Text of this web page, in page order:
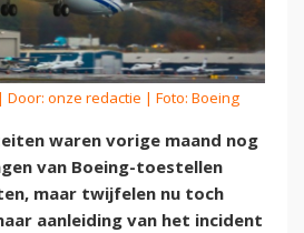
Door: onze redactie | Foto: Boeing
waren vorige maand nog
van Boeing-toestellen
maar twijfelen nu toch
aanleiding van het incident